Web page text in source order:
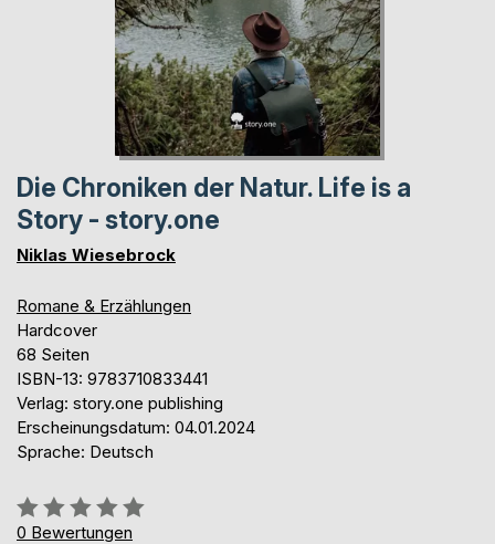
Die Chroniken der Natur. Life is a
Story - story.one
Niklas Wiesebrock
Romane & Erzählungen
Hardcover
68 Seiten
ISBN-13: 9783710833441
Verlag: story.one publishing
Erscheinungsdatum: 04.01.2024
Sprache: Deutsch
Bewertung::
0%
0 Bewertungen